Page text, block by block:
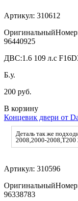
Артикул: 310612
96440925
ДВС:1.6 109 л.с
Б.у.
200 руб.
В корзину
Концевик двери от
Деталь так же
2008,2000-
Артикул: 310596
96338783